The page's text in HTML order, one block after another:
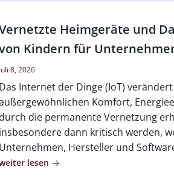
Heimgeräte und
Kindern für
Juli 8, 2026
Das Internet der Dinge (IoT)
Komfort,
durch die permanente Vernetzung
insbesondere dann kritisch werden,
Unternehmen, Hersteller und
lesen